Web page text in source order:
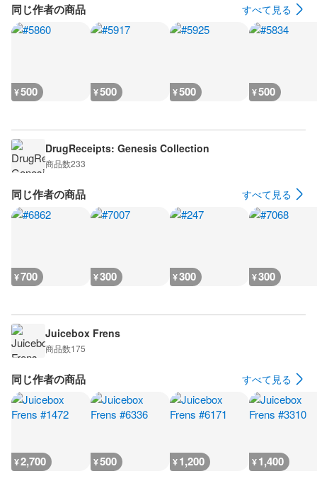
同じ作者の商品 すべて見る
¥500 ¥500 ¥500 ¥500
DrugReceipts: Genesis Collection
商品数233
同じ作者の商品 すべて見る
¥700 ¥300 ¥300 ¥300
Juicebox Frens
商品数175
同じ作者の商品 すべて見る
¥2,700 ¥500 ¥1,200 ¥1,400